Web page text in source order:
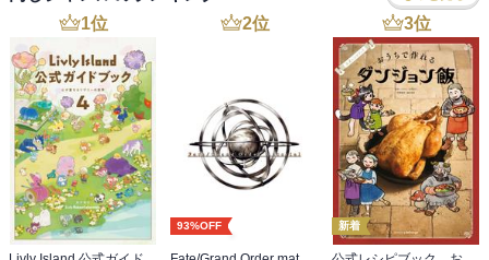
1位 2位
93%OFF
3位
新着